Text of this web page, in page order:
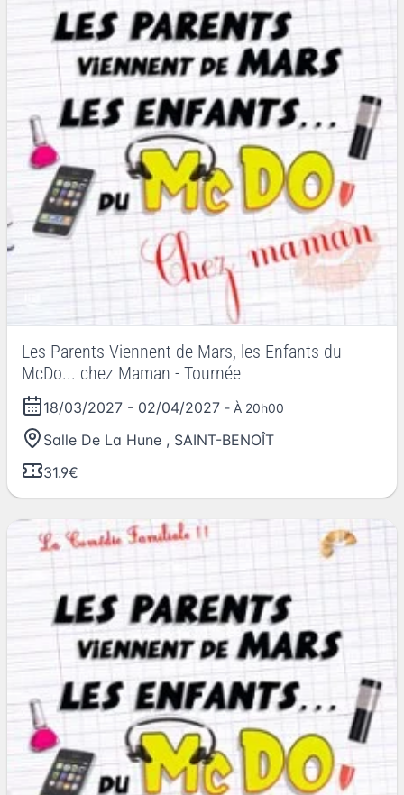
Les Parents Viennent de Mars, les Enfants du
McDo... chez Maman - Tournée
18/03/2027 - 02/04/2027 - À 20h00
Salle De La Hune , SAINT-BENOÎT
31.9€